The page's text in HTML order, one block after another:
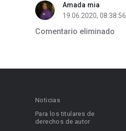
Amada mia
19.06.2020, 08:38:56
Comentario eliminado
Noticias
Para los titulares de
derechos de autor